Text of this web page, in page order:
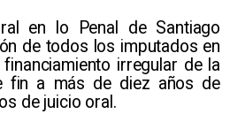
en lo Penal de Santiago
de todos los imputados en
irregular de la
fin a más de diez años de
de juicio oral.